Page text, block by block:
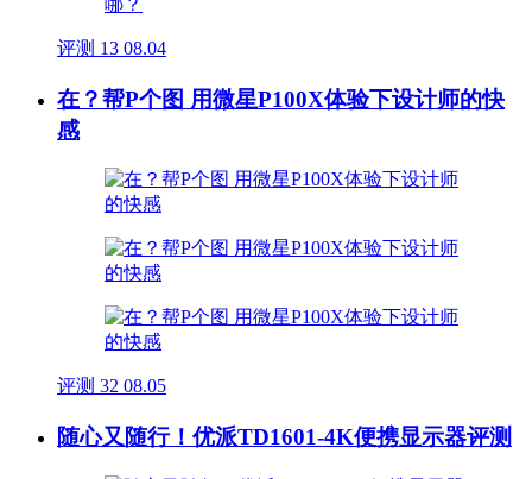
评测 13 08.04
在？帮P个图 用微星P100X体验下设计师的快
感
评测 32 08.05
随心又随行！优派TD1601-4K便携显示器评测